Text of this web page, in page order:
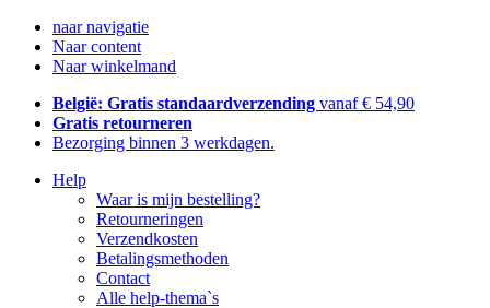
naar navigatie
Naar content
Naar winkelmand
België: Gratis standaardverzending vanaf € 54,90
Gratis retourneren
Bezorging binnen 3 werkdagen.
Help
Waar is mijn bestelling?
Retourneringen
Verzendkosten
Betalingsmethoden
Contact
Alle help-thema`s